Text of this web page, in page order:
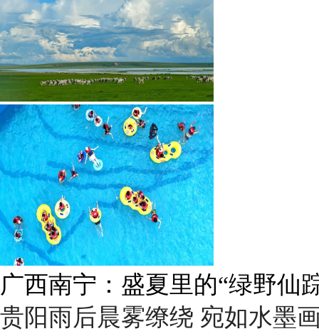
呼伦贝尔草原 藏着最治愈的
贵阳雨后晨雾缭绕 宛如水墨